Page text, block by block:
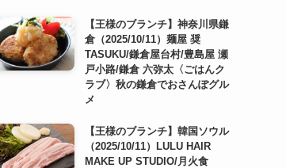
【王様のブランチ】神奈川県鎌
倉（2025/10/11）麺屋 奨
TASUKU/鎌倉屋台村/豊島屋 瀬
戸小路/鎌倉 六弥太〈ごはんク
ラブ〉秋の鎌倉でおさんぽグル
メ
【王様のブランチ】韓国ソウル
（2025/10/11）LULU HAIR
MAKE UP STUDIO/月火食